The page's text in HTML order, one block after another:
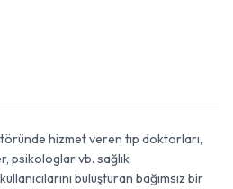
hizmet veren tıp doktorları,
psikologlar vb. sağlık
buluşturan bağımsız bir